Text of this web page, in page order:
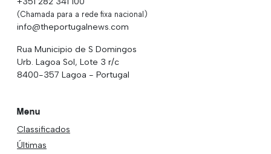
(Chamada para a rede fixa nacional)
info@theportugalnews.com
Rua Municipio de S Domingos
Urb. Lagoa Sol, Lote 3 r/c
8400-357 Lagoa - Portugal
Menu
Classificados
Últimas